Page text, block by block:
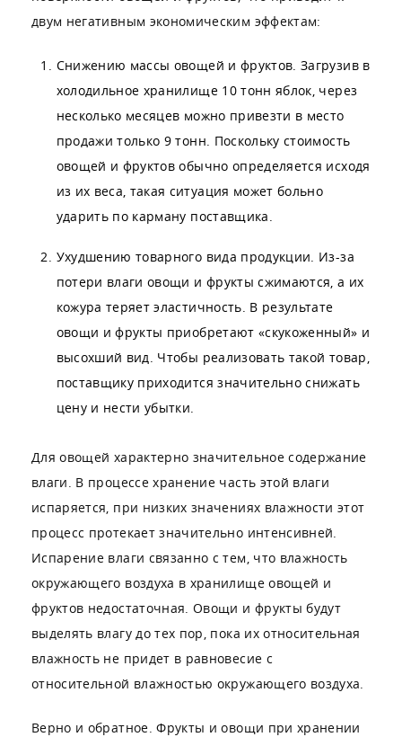
двум негативным экономическим эффектам:
Снижению массы овощей и фруктов. Загрузив в
холодильное хранилище 10 тонн яблок, через
несколько месяцев можно привезти в место
продажи только 9 тонн. Поскольку стоимость
овощей и фруктов обычно определяется исходя
из их веса, такая ситуация может больно
ударить по карману поставщика.
Ухудшению товарного вида продукции. Из-за
потери влаги овощи и фрукты сжимаются, а их
кожура теряет эластичность. В результате
овощи и фрукты приобретают «скукоженный» и
высохший вид. Чтобы реализовать такой товар,
поставщику приходится значительно снижать
цену и нести убытки.
Для овощей характерно значительное содержание
влаги. В процессе хранение часть этой влаги
испаряется, при низких значениях влажности этот
процесс протекает значительно интенсивней.
Испарение влаги связанно с тем, что влажность
окружающего воздуха в хранилище овощей и
фруктов недостаточная. Овощи и фрукты будут
выделять влагу до тех пор, пока их относительная
влажность не придет в равновесие с
относительной влажностью окружающего воздуха.
Верно и обратное. Фрукты и овощи при хранении